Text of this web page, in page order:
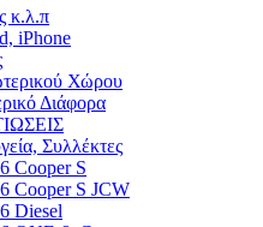
κ.λ.π
iPhone
Χώρου
Διάφορα
Συλλέκτες
Cooper S
Cooper S JCW
Diesel